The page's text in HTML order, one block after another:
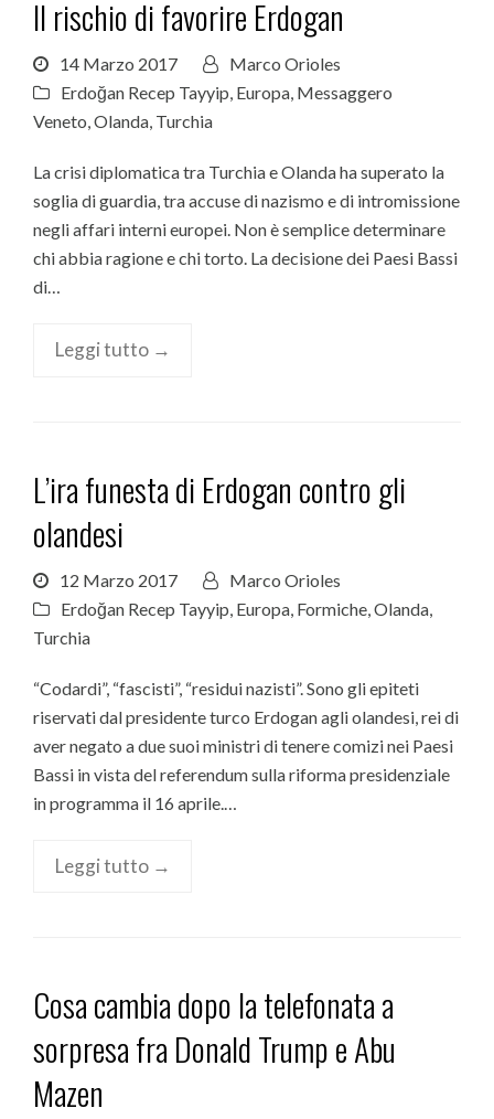
Il rischio di favorire Erdogan
14 Marzo 2017
Marco Orioles
Erdoğan Recep Tayyip, Europa, Messaggero
Veneto,Olanda, Turchia
La crisi diplomatica tra Turchia e Olanda ha superato la
soglia di guardia, tra accuse di nazismo e di intromissione
negli affari interni europei. Non è semplice determinare
chi abbia ragione e chi torto. La decisione dei Paesi Bassi
di…
Leggi tutto →
L’ira funesta di Erdogan contro gli
olandesi
12 Marzo 2017
Marco Orioles
Erdoğan Recep Tayyip Europa Formiche Olanda
Turchia
“Codardi”, “fascisti”, “residui nazisti”. Sono gli epiteti
riservati dal presidente turco Erdogan agli olandesi, rei di
aver negato a due suoi ministri di tenere comizi nei Paesi
Bassi in vista del referendum sulla riforma presidenziale
in programma il 16 aprile.…
Leggi tutto →
Cosa cambia dopo la telefonata a
sorpresa fra Donald Trump e Abu
Mazen